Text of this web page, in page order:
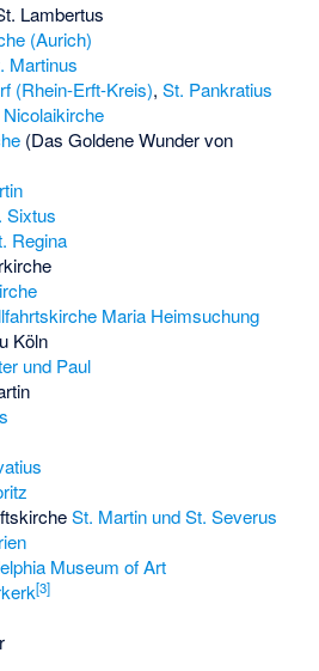
Lambertus
(Aurich)
Martinus
(Rhein-Erft-Kreis), St. Pankratius
(Das Goldene Wunder von
Sixtus
Regina
Maria Heimsuchung
Köln
und Paul
St. Martin und St. Severus
Museum of Art
[3]